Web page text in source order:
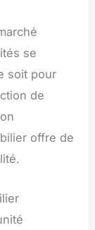
se
soit pour
de
offre de